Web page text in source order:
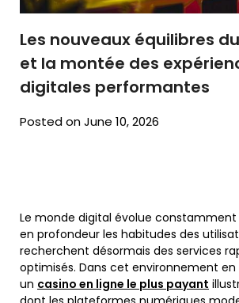
Les nouveaux équilibres
et la montée des
digitales performantes
Posted on June 10, 2026
Le monde digital évolue
en profondeur les habitudes des
recherchent désormais des services
optimisés. Dans cet environnement
un casino en ligne le plus payant